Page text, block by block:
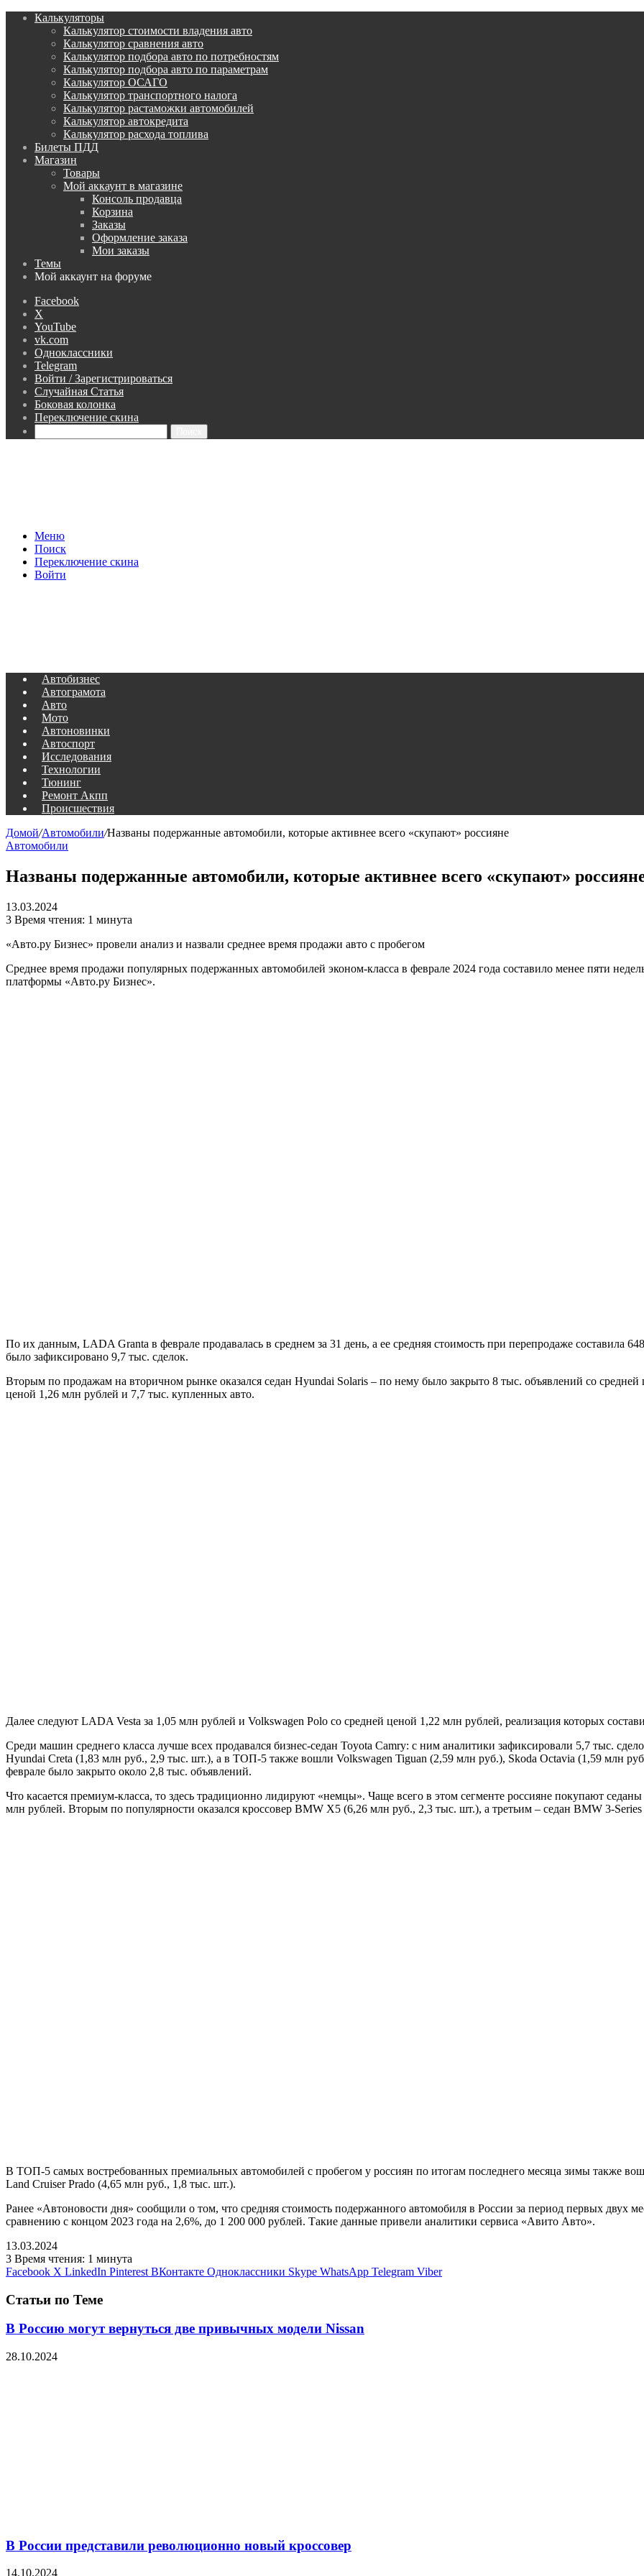
Калькуляторы
Калькулятор стоимости владения авто
Калькулятор сравнения авто
Калькулятор подбора авто по потребностям
Калькулятор подбора авто по параметрам
Калькулятор ОСАГО
Калькулятор транспортного налога
Калькулятор растаможки автомобилей
Калькулятор автокредита
Калькулятор расхода топлива
Билеты ПДД
Магазин
Товары
Мой аккаунт в магазине
Консоль продавца
Корзина
Заказы
Оформление заказа
Мои заказы
Темы
Мой аккаунт на форуме
Facebook
X
YouTube
vk.com
Одноклассники
Telegram
Войти / Зарегистрироваться
Случайная Статья
Боковая колонка
Переключение скина
Меню
Поиск
Переключение скина
Войти
Автобизнес
Автограмота
Авто
Мото
Автоновинки
Автоспорт
Исследования
Технологии
Тюнинг
Ремонт Акпп
Происшествия
Домой/Автомобили/Названы подержанные автомобили, которые активнее всего «скупают» россияне
Автомобили
Названы подержанные автомобили, которые активнее всего «скупают»
13.03.2024
3 Время чтения: 1 минута
«Авто.ру Бизнес» провели анализ и назвали среднее время продажи авто с пробегом
Среднее время продажи популярных подержанных автомобилей эконом-класса в феврале 2024 года составило менее пяти
платформы «Авто.ру Бизнес».
По их данным, LADA Granta в феврале продавалась в среднем за 31 день, а ее средняя стоимость при перепродаже составила
было зафиксировано 9,7 тыс. сделок.
Вторым по продажам на вторичном рынке оказался седан Hyundai Solaris – по нему было закрыто 8 тыс. объявлений со средней
ценой 1,26 млн рублей и 7,7 тыс. купленных авто.
Далее следуют LADA Vesta за 1,05 млн рублей и Volkswagen Polo со средней ценой 1,22 млн рублей, реализация которых
Среди машин среднего класса лучше всех продавался бизнес-седан Toyota Camry: с ним аналитики зафиксировали 5,7 тыс.
Hyundai Creta (1,83 млн руб., 2,9 тыс. шт.), а в ТОП-5 также вошли Volkswagen Tiguan (2,59 млн руб.), Skoda Octavia (1,59 млн
феврале было закрыто около 2,8 тыс. объявлений.
Что касается премиум-класса, то здесь традиционно лидируют «немцы». Чаще всего в этом сегменте россияне покупают
млн рублей. Вторым по популярности оказался кроссовер BMW X5 (6,26 млн руб., 2,3 тыс. шт.), а третьим – седан BMW 3-
В ТОП-5 самых востребованных премиальных автомобилей с пробегом у россиян по итогам последнего месяца зимы также
Land Cruiser Prado (4,65 млн руб., 1,8 тыс. шт.).
Ранее «Автоновости дня» сообщили о том, что средняя стоимость подержанного автомобиля в России за период первых двух
сравнению с концом 2023 года на 2,6%, до 1 200 000 рублей. Такие данные привели аналитики сервиса «Авито Авто».
13.03.2024
3 Время чтения: 1 минута
Facebook X LinkedIn Pinterest ВКонтакте Одноклассники Skype WhatsApp Telegram Viber
Статьи по Теме
В Россию могут вернуться две привычных модели Nissan
28.10.2024
В России представили революционно новый кроссовер
14.10.2024